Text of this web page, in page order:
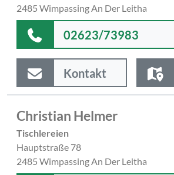
2485 Wimpassing An Der Leitha
02623/73983
Kontakt
Christian Helmer
Tischlereien
Hauptstraße 78
2485 Wimpassing An Der Leitha